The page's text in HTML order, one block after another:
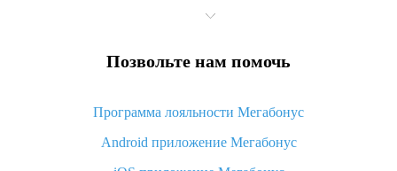
Что значит статус «Заказ закрыт» на Алиэкспресс и что
Что делать, если Алиэкспресс просит ввести паспортные
Как узнать, куда пришла посылка с Алиэкспресс
Вы отменили заказ на Алиэкспресс, когда вернут деньги?
Позвольте нам помочь
Программа лояльности Мегабонус
Android приложение Мегабонус